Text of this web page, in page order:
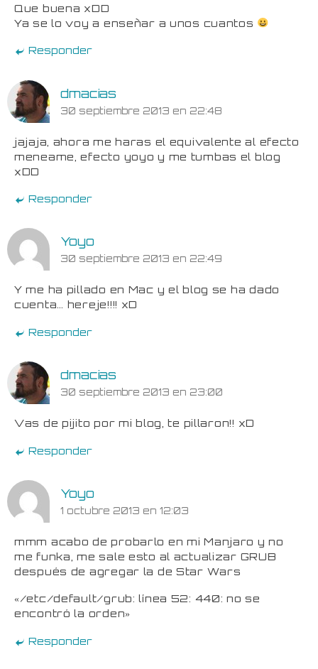
Que buena xDD
Ya se lo voy a enseñar a unos cuantos
Responder
dmacias
30 septiembre 2013 en 22:48
jajaja, ahora me haras el equivalente al efecto
meneame, efecto yoyo y me tumbas el blog
xDD
Responder
Yoyo
30 septiembre 2013 en 22:49
Y me ha pillado en Mac y el blog se ha dado
cuenta… hereje!!!! xD
Responder
dmacias
30 septiembre 2013 en 23:00
Vas de pijito por mi blog, te pillaron!! xD
Responder
Yoyo
1 octubre 2013 en 12:03
mmm acabo de probarlo en mi Manjaro y no
me funka, me sale esto al actualizar GRUB
después de agregar la de Star Wars
«/etc/default/grub: línea 52: 440: no se
encontró la orden»
Responder